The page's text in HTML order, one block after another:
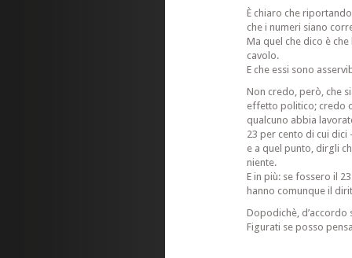
È chiaro che
che i numeri siano
Ma quel che dico è
cavolo.
E che essi sono
Non credo, però, che
effetto politico; credo
qualcuno abbia
23 per cento di cui dici
e a quel punto, dirgli
niente.
E in più: se fossero il
hanno comunque il
Dopodichè, d’accordo
Figurati se posso